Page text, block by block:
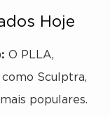
Hoje
O PLLA,
Sculptra,
populares.